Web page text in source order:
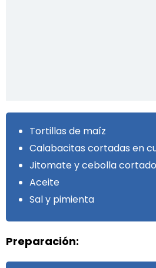
Tortillas de maíz
Calabacitas cortadas en
Jitomate y cebolla
Aceite
Sal y pimienta
Preparación: